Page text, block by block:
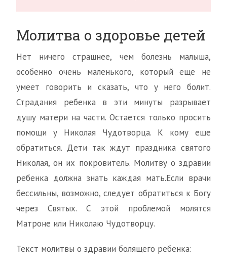
Молитва о здоровье детей
Нет ничего страшнее, чем болезнь малыша,
особенно очень маленького, который еще не
умеет говорить и сказать, что у него болит.
Страдания ребенка в эти минуты разрывает
душу матери на части. Остается только просить
помощи у Николая Чудотворца. К кому еще
обратиться. Дети так ждут праздника святого
Николая, он их покровитель. Молитву о здравии
ребенка должна знать каждая мать.Если врачи
бессильны, возможно, следует обратиться к Богу
через Святых. С этой проблемой молятся
Матроне или Николаю Чудотворцу.
Текст молитвы о здравии болящего ребенка: